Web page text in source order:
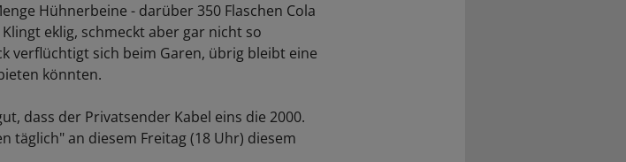
Hühnerbeine - darüber 350 Flaschen Cola
eklig, schmeckt aber gar nicht so
verflüchtigt sich beim Garen, übrig bleibt eine
könnten.
dass der Privatsender Kabel eins die 2000.
täglich" an diesem Freitag (18 Uhr) diesem